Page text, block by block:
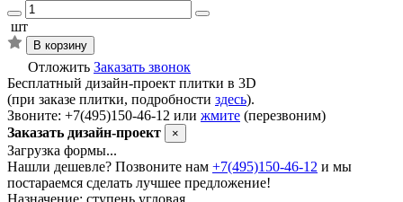
шт
В корзину
Отложить Заказать звонок
Бесплатный дизайн-проект плитки в 3D
(при заказе плитки, подробности здесь).
Звоните: +7(495)150-46-12 или жмите (перезвоним)
Заказать дизайн-проект
×
Загрузка формы...
Нашли дешевле? Позвоните нам +7(495)150-46-12 и мы
постараемся сделать лучшее предложение!
Назначение: ступень угловая